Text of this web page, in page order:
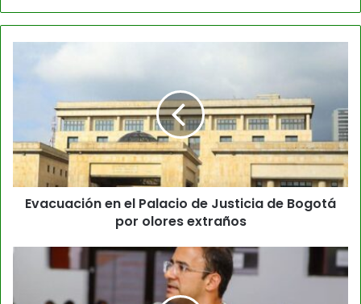
Evacuación en el Palacio de Justicia de Bogotá
por olores extraños